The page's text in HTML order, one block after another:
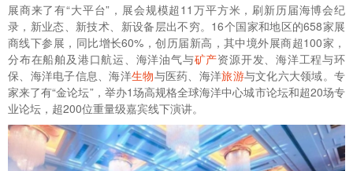
展商来了有“大平台”，展会规模超11万平方米，刷新历届海博会纪
录，新业态、新技术、新设备层出不穷。16个国家和地区的658家展
商线下参展，同比增长60%，创历届新高，其中境外展商超100家，
分布在船舶及港口航运、海洋油气与矿产资源开发、海洋工程与环
保、海洋电子信息、海洋生物与医药、海洋旅游与文化六大领域。专
家来了有“金论坛”，举办1场高规格全球海洋中心城市论坛和超20场专
业论坛，超200位重量级嘉宾线下演讲。